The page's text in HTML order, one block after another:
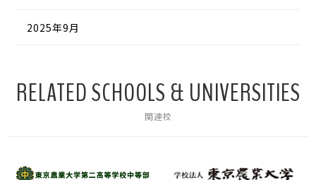
2025年9月
RELATED SCHOOLS & UNIVERSITIES
関連校